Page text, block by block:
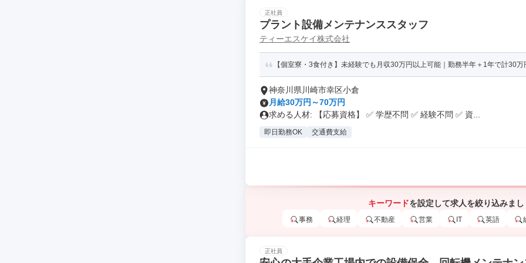
正社員
プラント設備メンテナンススタッフ
ティーエスケイ株式会社
【個室寮・3食付き】未経験でも月収30万円以上可能｜勤務半年＋1年で計30
神奈川県川崎市幸区小倉
月給30万円～70万円
求める人材: 【応募資格】 ✅ 学歴不問 ✅ 経験不問 ✅ 資...
即日勤務OK 交通費支給
キーワードを設定して求人を絞り込みま
事務 経理 不動産 営業 IT 英語
正社員